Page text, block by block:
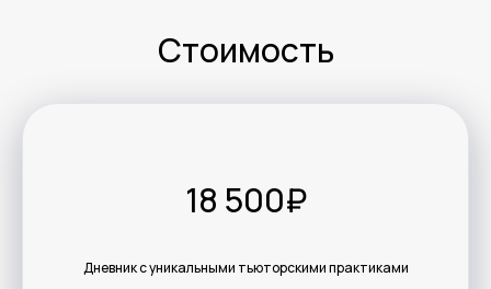
Стоимость
18 500₽
Дневник с уникальными тьюторскими практиками